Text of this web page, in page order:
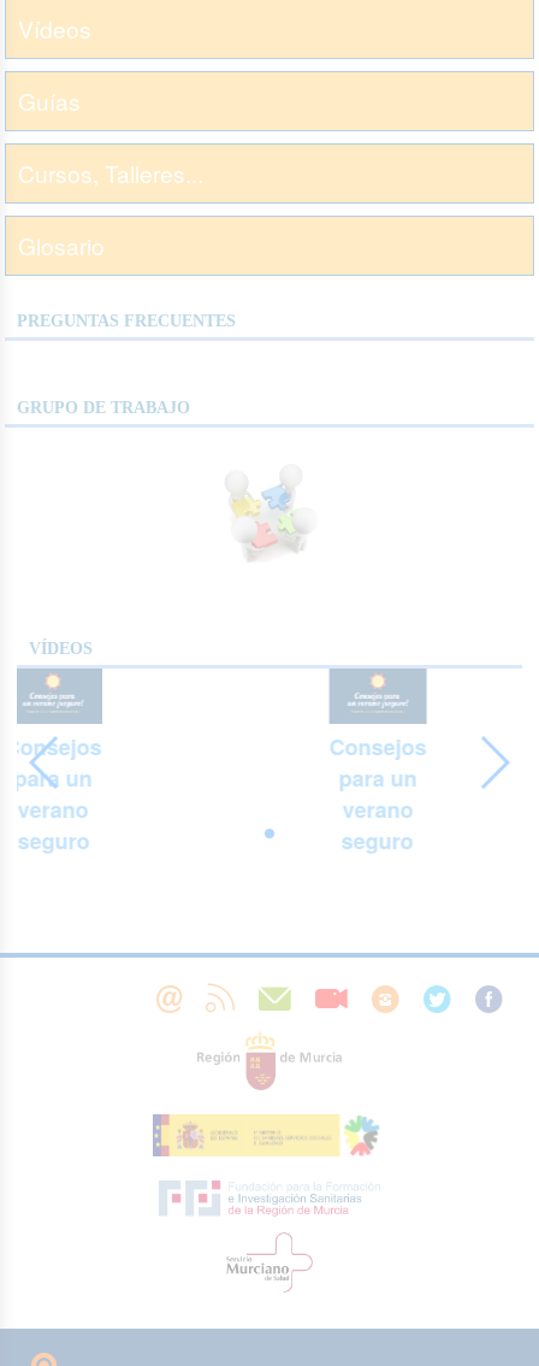
Vídeos
Guías
Cursos, Talleres...
Glosario
PREGUNTAS FRECUENTES
GRUPO DE TRABAJO
VÍDEOS
Consejos
para un
verano
seguro
Consejos
para un
verano
seguro